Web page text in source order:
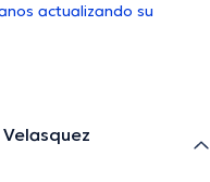
actualizando su